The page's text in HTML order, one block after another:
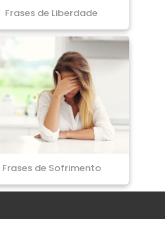
Frases de Liberdade
Frases de Sofrimento